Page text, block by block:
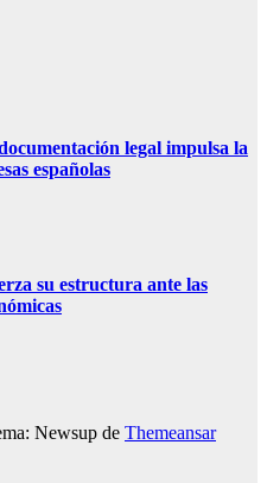
legal impulsa la
españolas
su estructura ante las
Newsup de Themeansar